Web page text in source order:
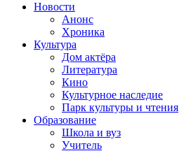
Новости
Анонс
Хроника
Культура
Дом актёра
Литература
Кино
Культурное наследие
Парк культуры и чтения
Образование
Школа и вуз
Учитель